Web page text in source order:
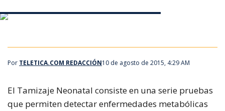
Por TELETICA.COM REDACCIÓN10 de agosto de 2015, 4:29 AM
El Tamizaje Neonatal consiste en una serie pruebas
que permiten detectar enfermedades metabólicas